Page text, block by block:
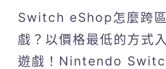
Switch eShop怎麼跨
戲？以價格最低的方式
遊戲！Nintendo